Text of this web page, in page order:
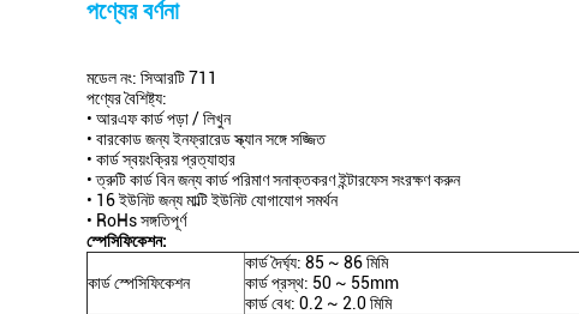
পণ্যের বর্ণনা
মডেল নং: সিআরটি 711
পণ্যের বৈশিষ্ট্য:
• আরএফ কার্ড পড়া / লিখুন
• বারকোড জন্য ইনফ্রারেড স্ক্যান সঙ্গে সজ্জিত
• কার্ড স্বয়ংক্রিয় প্রত্যাহার
• ত্রুটি কার্ড বিন জন্য কার্ড পরিমাণ সনাক্তকরণ ইন্টারফেস সংরক্ষণ করুন
• 16 ইউনিট জন্য মাল্টি ইউনিট যোগাযোগ সমর্থন
• RoHs সঙ্গতিপূর্ণ
স্পেসিফিকেশন:
কার্ড স্পেসিফিকেশন
কার্ড দৈর্ঘ্য: 85 ~ 86 মিমি
কার্ড প্রস্থ: 50 ~ 55mm
কার্ড বেধ: 0.2 ~ 2.0 মিমি